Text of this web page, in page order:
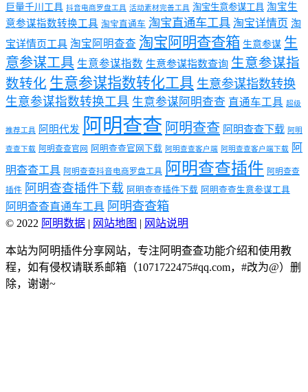
巨量千川工具 抖音电商罗盘工具 活动素材完善工具 淘宝生意参谋工具 淘宝生
意参谋指数转换工具 淘宝直通车 淘宝直通车工具 淘宝详情页 淘
宝详情页工具 淘宝阿明查查 淘宝阿明查查箱 生意参谋 生
意参谋工具 生意参谋指数 生意参谋指数查询 生意参谋指
数转化 生意参谋指数转化工具 生意参谋指数转换
生意参谋指数转换工具 生意参谋阿明查查 直通车工具 超级
推荐工具 阿明代发 阿明查查 阿明查查 阿明查查下载 阿明
查查下载 阿明查查官网 阿明查查官网下载 阿明查查客户端 阿明查查客户端下载
阿
明查查工具 阿明查查抖音电商罗盘工具 阿明查查插件 阿明查查
插件 阿明查查插件下载 阿明查查插件下载 阿明查查生意参谋工具
阿明查查直通车工具 阿明查查箱
© 2022 阿明数据 | 网站地图 | 网站说明
本站为阿明插件分享网站，专注阿明查查功能介绍和使用教
程，如有侵权请联系邮箱（1071722475#qq.com，#改为@）删
除，谢谢~